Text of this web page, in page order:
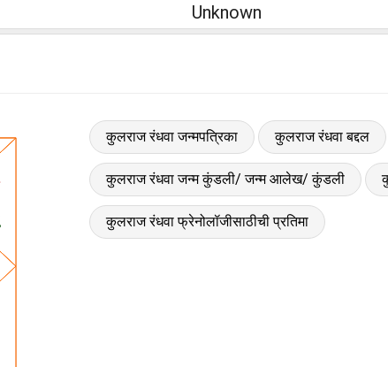
Unknown
कुलराज रंधवा जन्मपत्रिका कुलराज रंधवा बद्दल
कुलराज रंधवा जन्म कुंडली/ जन्म आलेख/ कुंडली
कुलराज रंधवा फ्रेनोलॉजीसाठीची प्रतिमा